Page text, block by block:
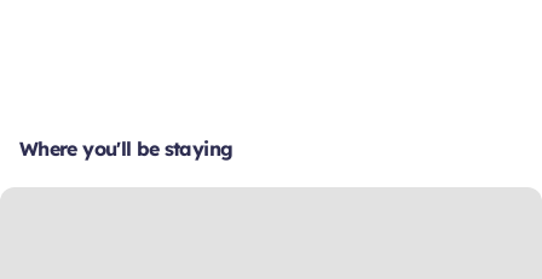
Where you'll be staying